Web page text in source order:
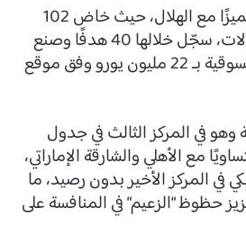
ويملك مالكوم سجلاً مميزًا مع الهلال، حيث خاض 102
مباراة في مختلف البطولات، سجّل خلالها 40 هدفًا وصنع
33، فيما تُقدّر قيمته السوقية بـ 22 مليون يورو وفق موقع
في المركز الثالث في جدول
مع الأهلي والشارقة الإماراتي،
في المركز الأخير بدون رصيد، ما
حظوظ “الزعيم” في المنافسة على